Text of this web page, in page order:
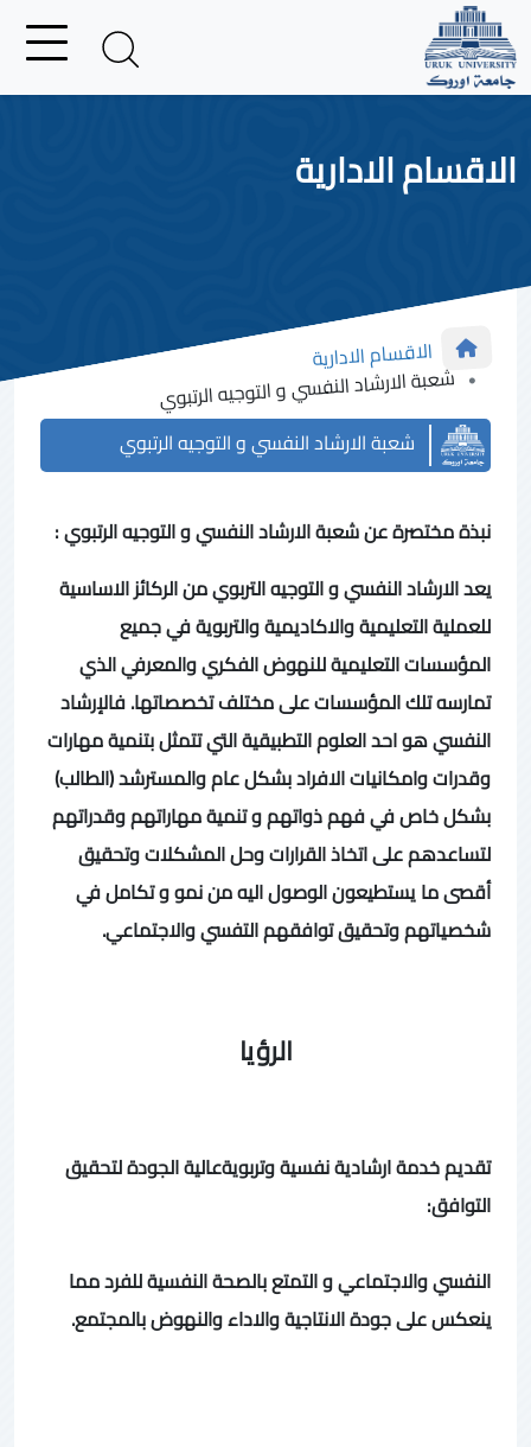
الاقسام الادارية
الاقسام الادارية
شعبة الارشاد النفسي و التوجيه الرتبوي
شعبة الارشاد النفسي و التوجيه الرتبوي
نبذة مختصرة عن شعبة الارشاد النفسي و التوجيه الرتبوي :
يعد الارشاد النفسي و التوجيه التربوي من الركائز الاساسية
للعملية التعليمية والاكاديمية والتربوية في جميع
المؤسسات التعليمية للنهوض الفكري والمعرفي الذي
تمارسه تلك المؤسسات على مختلف تخصصاتها. فالإرشاد
النفسي هو احد العلوم التطبيقية التي تتمثل بتنمية مهارات
وقدرات وامكانيات الافراد بشكل عام والمسترشد (الطالب)
بشكل خاص في فهم ذواتهم و تنمية مهاراتهم وقدراتهم
لتساعدهم على اتخاذ القرارات وحل المشكلات وتحقيق
أقصى ما يستطيعون الوصول اليه من نمو و تكامل في
شخصياتهم وتحقيق توافقهم التفسي والاجتماعي.
الرؤيا
تقديم خدمة ارشادية نفسية وتربويةعالية الجودة لتحقيق
التوافق:
النفسي والاجتماعي و التمتع بالصحة النفسية للفرد مما
ينعكس على جودة الانتاجية والاداء والنهوض بالمجتمع.